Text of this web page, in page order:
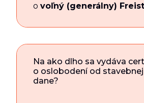
o voľný (generálny)
Na ako dlho sa vydáva
o oslobodení od
dane?